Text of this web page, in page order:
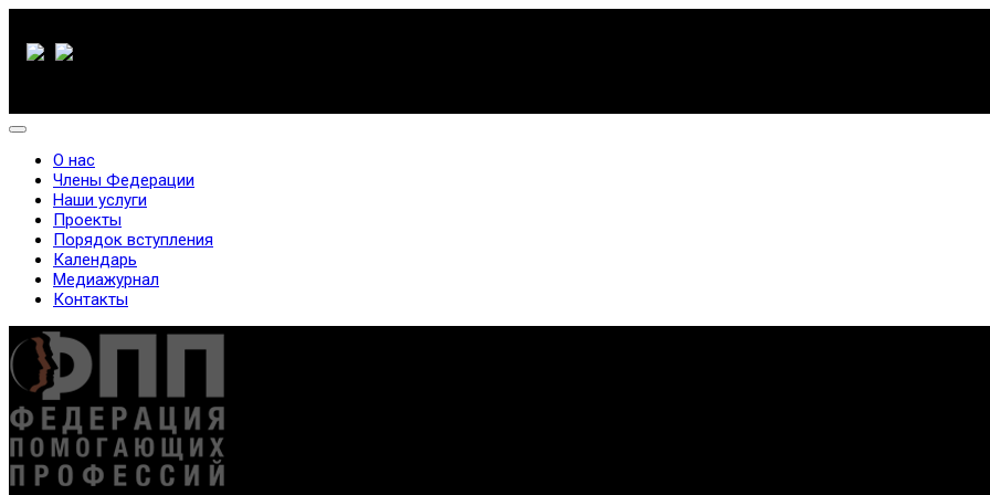
О нас
Члены Федерации
Наши услуги
Проекты
Порядок вступления
Календарь
Медиажурнал
Контакты